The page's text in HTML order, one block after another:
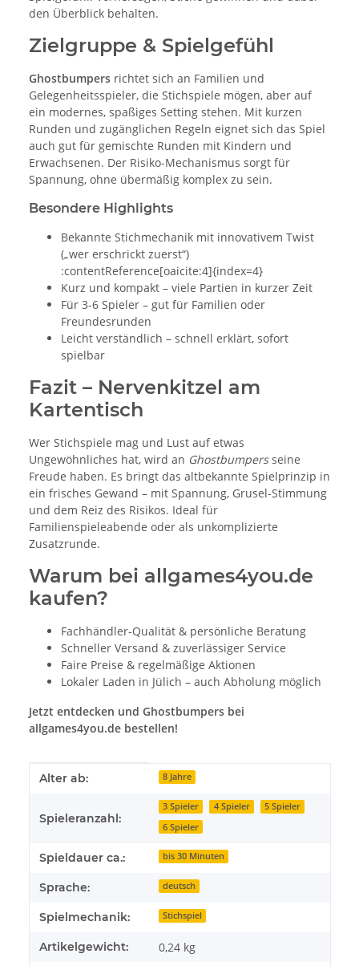
den Überblick behalten.
Zielgruppe & Spielgefühl
Ghostbumpers richtet sich an Familien und
Gelegenheitsspieler, die Stichspiele mögen, aber auf
ein modernes, spaßiges Setting stehen. Mit kurzen
Runden und zugänglichen Regeln eignet sich das Spiel
auch gut für gemischte Runden mit Kindern und
Erwachsenen. Der Risiko-Mechanismus sorgt für
Spannung, ohne übermäßig komplex zu sein.
Besondere Highlights
Bekannte Stichmechanik mit innovativem Twist
(„wer erschrickt zuerst“)
:contentReference[oaicite:4]{index=4}
Kurz und kompakt – viele Partien in kurzer Zeit
Für 3-6 Spieler – gut für Familien oder
Freundesrunden
Leicht verständlich – schnell erklärt, sofort
spielbar
Fazit – Nervenkitzel am
Kartentisch
Wer Stichspiele mag und Lust auf etwas
Ungewöhnliches hat, wird an Ghostbumpersseine
Freude haben. Es bringt das altbekannte Spielprinzip in
ein frisches Gewand – mit Spannung, Grusel-Stimmung
und dem Reiz des Risikos. Ideal für
Familienspieleabende oder als unkomplizierte
Zusatzrunde.
Warum bei allgames4you.de
kaufen?
Fachhändler-Qualität & persönliche Beratung
Schneller Versand & zuverlässiger Service
Faire Preise & regelmäßige Aktionen
Lokaler Laden in Jülich – auch Abholung möglich
Jetzt entdecken und Ghostbumpers bei
allgames4you.de bestellen!
Produkteigenschaft
Wert
Alter ab: 8 Jahre
Spieleranzahl:
3 Spieler 4 Spieler
5 Spieler
6 Spieler
Spieldauer ca.: bis 30 Minuten
Sprache: deutsch
Spielmechanik: Stichspiel
Artikelgewicht: 0,24 kg